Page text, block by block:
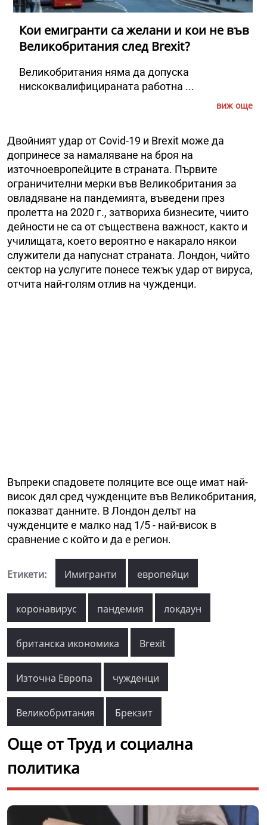
Кои емигранти са желани и кои не във
Великобритания след Brexit?
Великобритания няма да допуска
нискоквалифицираната работна ...
виж още
Двойният удар от Covid-19 и Brexit може да
допринесе за намаляване на броя на
източноевропейците в страната. Първите
ограничителни мерки във Великобритания за
овладяване на пандемията, въведени през
пролетта на 2020 г., затвориха бизнесите, чиито
дейности не са от съществена важност, както и
училищата, което вероятно е накарало някои
служители да напуснат страната. Лондон, чийто
сектор на услугите понесе тежък удар от вируса,
отчита най-голям отлив на чужденци.
Въпреки спадовете поляците все още имат най-
висок дял сред чужденците във Великобритания,
показват данните. В Лондон делът на
чужденците е малко над 1/5 - най-висок в
сравнение с който и да е регион.
Етикети: Имигранти европейци
коронавирус пандемия локдаун
британска икономика Brexit
Източна Европа чужденци
Великобритания Брекзит
Още от Труд и социална
политика